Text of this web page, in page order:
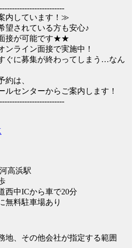
内しています！≫
望されている方も安心♪
接が可能です★★
ンライン面接で実施中！
ぐに募集が終わってしまう…なん
約は、
ルセンターからご案内します！
高浜駅
西中ICから車で20分
無料駐車場あり
地、その他会社が指定する範囲